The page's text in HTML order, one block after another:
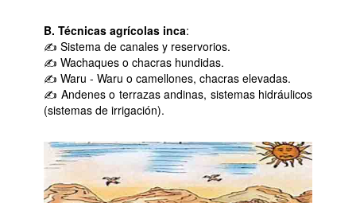
B. Técnicas agrícolas inca:
✍ Sistema de canales y reservorios.
✍ Wachaques o chacras hundidas.
✍ Waru - Waru o camellones, chacras elevadas.
✍ Andenes o terrazas andinas, sistemas hidráulicos
(sistemas de irrigación).